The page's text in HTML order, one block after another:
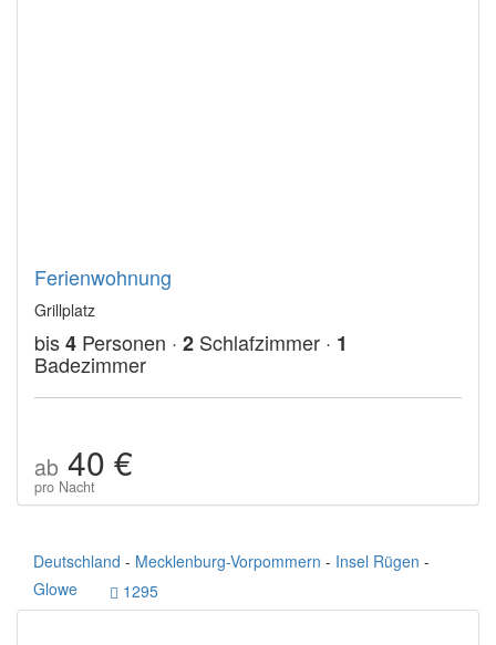
Ferienwohnung
Grillplatz
bis4 Personen · 2 Schlafzimmer · 1
Badezimmer
ab 40 €
pro Nacht
Deutschland - Mecklenburg-Vorpommern - Insel Rügen -
Glowe
1295